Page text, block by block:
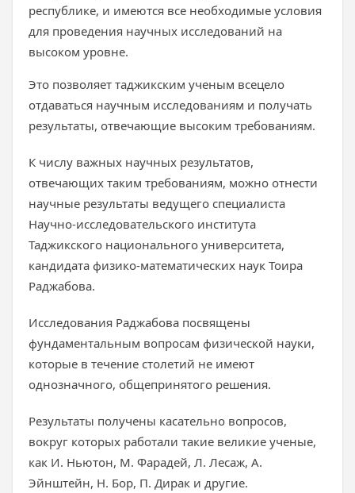
республике, и имеются все необходимые условия
для проведения научных исследований на
высоком уровне.
Это позволяет таджикским ученым всецело
отдаваться научным исследованиям и получать
результаты, отвечающие высоким требованиям.
К числу важных научных результатов,
отвечающих таким требованиям, можно отнести
научные результаты ведущего специалиста
Научно-исследовательского института
Таджикского национального университета,
кандидата физико-математических наук Тоира
Раджабова.
Исследования Раджабова посвящены
фундаментальным вопросам физической науки,
которые в течение столетий не имеют
однозначного, общепринятого решения.
Результаты получены касательно вопросов,
вокруг которых работали такие великие ученые,
как И. Ньютон, М. Фарадей, Л. Лесаж, А.
Эйнштейн, Н. Бор, П. Дирак и другие.